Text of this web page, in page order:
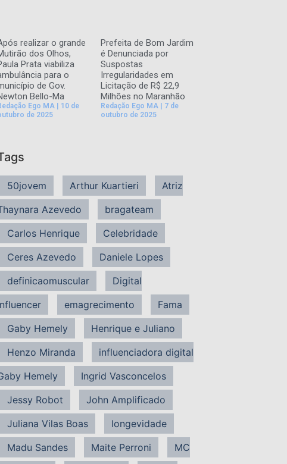
realizar o grande
dos Olhos,
Prata viabiliza
para o
de Gov.
Bello-Ma
Ego MA
10 de
de 2025
Prefeita de Bom Jardim
é Denunciada por
Suspostas
Irregularidades em
Licitação de R$ 22,9
Milhões no Maranhão
Redação Ego MA
7 de
outubro de 2025
50jovem Arthur Kuartieri
Atriz
Azevedo
bragateam
Carlos Henrique
Celebridade
Ceres Azevedo
Daniele Lopes
definicaomuscular
Digital
emagrecimento
Fama
Gaby Hemely
Henrique e Juliano
Henzo Miranda
influenciadora digital
Hemely
Ingrid Vasconcelos
Jessy Robot
John Amplificado
Juliana Vilas Boas
longevidade
Madu Sandes
Maite Perroni
MC